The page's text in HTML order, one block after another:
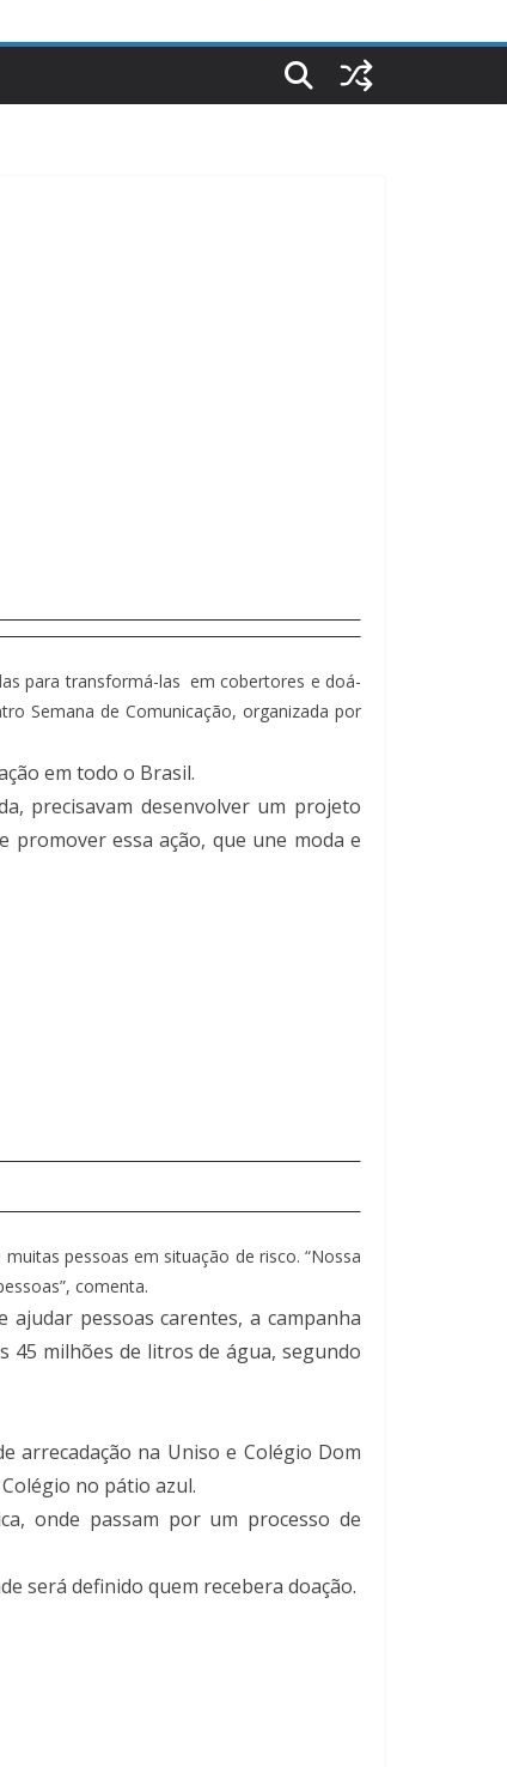
para transformá-las em cobertores e doá-
Semana de Comunicação, organizada por
em todo o Brasil.
precisavam desenvolver um projeto
promover essa ação, que une moda e
pessoas em situação de risco. “Nossa
comenta.
pessoas carentes, a campanha
45 milhões de litros de água, segundo
arrecadação na Uniso e Colégio Dom
no pátio azul.
onde passam por um processo de
será definido quem recebera doação.